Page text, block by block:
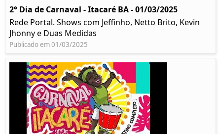
2° Dia de Carnaval - Itacaré BA - 01/03/2025
Rede Portal. Shows com Jeffinho, Netto Brito, Kevin
Jhonny e Duas Medidas
Publicado em 01/03/2025